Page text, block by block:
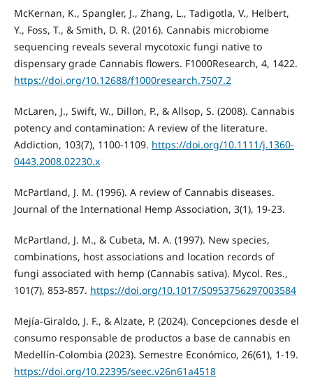
McKernan, K., Spangler, J., Zhang, L., Tadigotla, V., Helbert,
Y., Foss, T., & Smith, D. R. (2016). Cannabis microbiome
sequencing reveals several mycotoxic fungi native to
dispensary grade Cannabis flowers. F1000Research, 4, 1422.
https://doi.org/10.12688/f1000research.7507.2
McLaren, J., Swift, W., Dillon, P., & Allsop, S. (2008). Cannabis
potency and contamination: A review of the literature.
Addiction, 103(7), 1100-1109. https://doi.org/10.1111/j.1360-
0443.2008.02230.x
McPartland, J. M. (1996). A review of Cannabis diseases.
Journal of the International Hemp Association, 3(1), 19-23.
McPartland, J. M., & Cubeta, M. A. (1997). New species,
combinations, host associations and location records of
fungi associated with hemp (Cannabis sativa). Mycol. Res.,
101(7), 853-857. https://doi.org/10.1017/S0953756297003584
Mejía-Giraldo, J. F., & Alzate, P. (2024). Concepciones desde el
consumo responsable de productos a base de cannabis en
Medellín-Colombia (2023). Semestre Económico, 26(61), 1-19.
https://doi.org/10.22395/seec.v26n61a4518